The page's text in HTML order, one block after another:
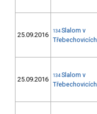
25.09.2016 134 Slalom v
Třebechovicích
25.09.2016 134 Slalom v
Třebechovicích